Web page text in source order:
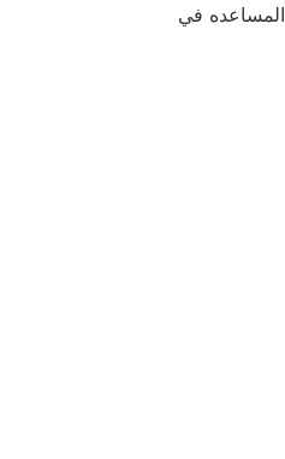
المساعده في